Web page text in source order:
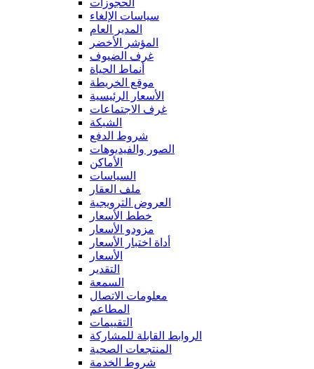
الحجوزات
سياسات الإلغاء
المدير العام
المؤشر الأخضر
غرف الضيوف
أنماط الحياة
موقع الخريطة
الأسعار الرئيسية
غرف الاجتماعات
الشبكة
شروط الدفع
الصور والفيديوهات
الأماكن
السياسات
ملف العقار
العروض الترويجية
خطط الأسعار
مزودو الأسعار
أداة اختبار الأسعار
الأسعار
التقدير
السمعة
معلومات الاتصال
المطاعم
التقييمات
الروابط القابلة للمشاركة
المنتجعات الصحية
شروط الخدمة